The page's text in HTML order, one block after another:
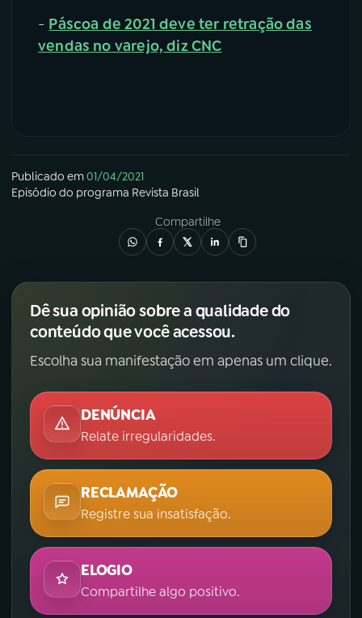
- Páscoa de 2021 deve ter retração das
vendas no varejo, diz CNC
Publicado em01/04/2021
Episódio do programa Revista Brasil
Compartilhe
Dê sua opinião sobre a qualidade do
conteúdo que você acessou.
Escolha sua manifestação em apenas um clique.
DENÚNCIA
Relate irregularidades.
RECLAMAÇÃO
Registre sua insatisfação.
ELOGIO
Compartilhe algo positivo.